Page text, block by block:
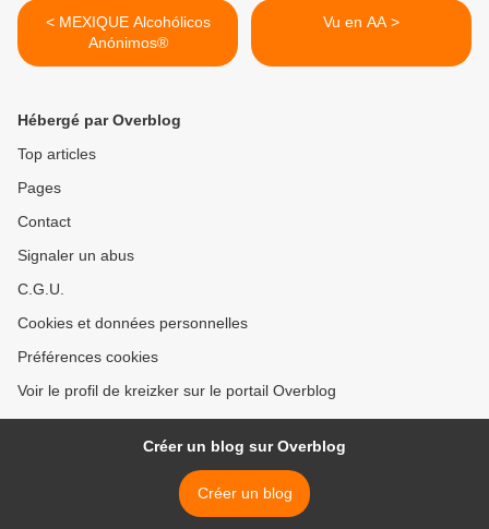
< MEXIQUE Alcohólicos
Anónimos®
Vu en AA >
Hébergé par Overblog
Top articles
Pages
Contact
Signaler un abus
C.G.U.
Cookies et données personnelles
Préférences cookies
Voir le profil de kreizker sur le portail Overblog
Créer un blog sur Overblog
Créer un blog